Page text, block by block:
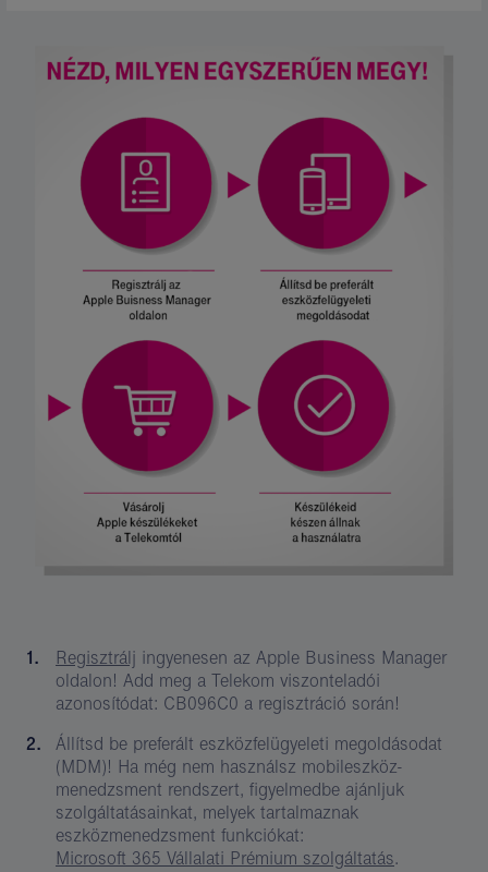
Regisztrálj ingyenesen az Apple Business Manager
oldalon! Add meg a Telekom viszonteladói
azonosítódat: CB096C0 a regisztráció során!
Állítsd be preferált eszközfelügyeleti megoldásodat
(MDM)! Ha még nem használsz mobileszköz-
menedzsment rendszert, figyelmedbe ajánljuk
szolgáltatásainkat, melyek tartalmaznak
eszközmenedzsment funkciókat:
Microsoft 365 Vállalati Prémium szolgáltatás.